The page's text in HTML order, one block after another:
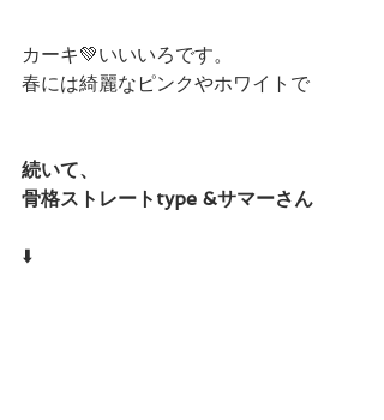
カーキ💚いいいろです。
春には綺麗なピンクやホワイトで
続いて、
骨格ストレートtype &サマーさん
⬇️